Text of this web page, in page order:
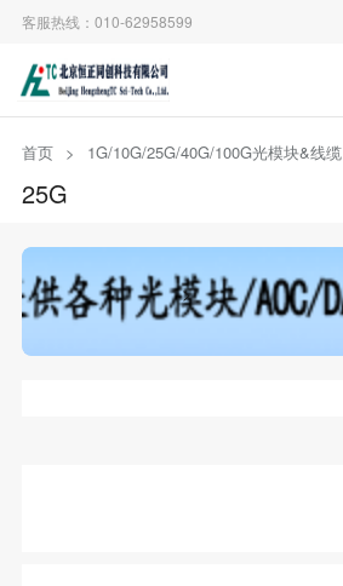
客服热线：010-62958599
首页 > 1G/10G/25G/40G/100G光模块&线缆
25G
>
>
>